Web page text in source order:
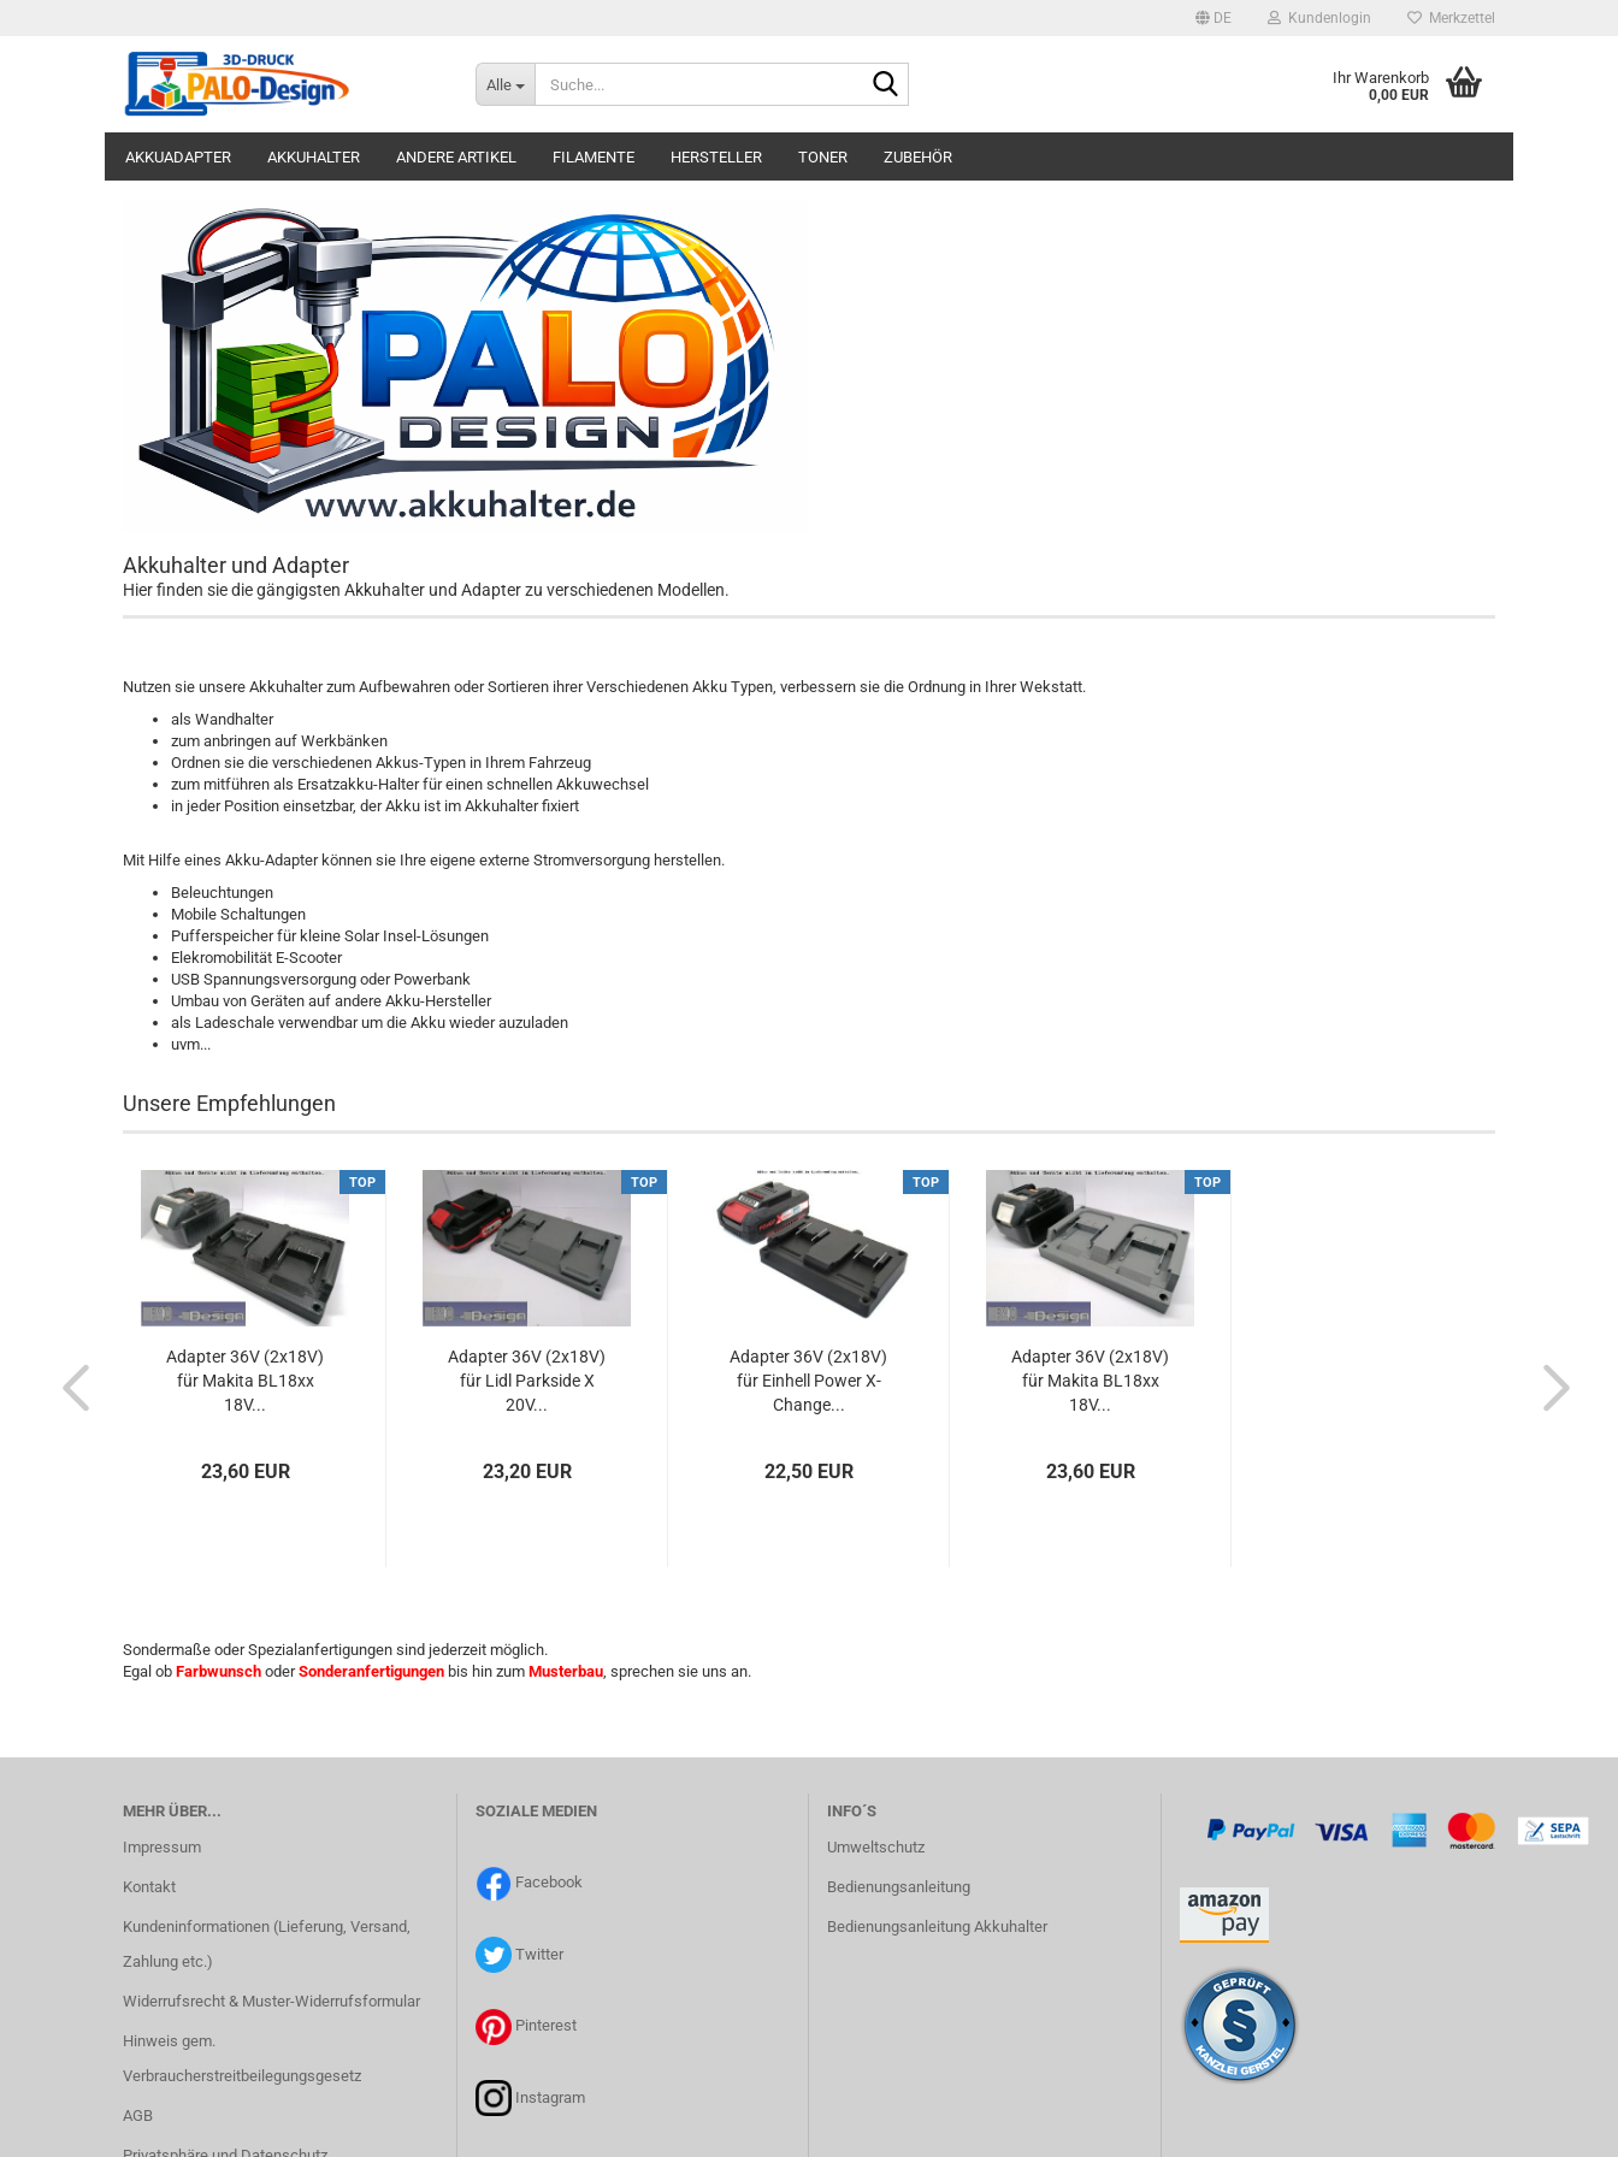
DE Kundenlogin Merkzettel
Alle Ihr Warenkorb
0,00 EUR
AKKUADAPTER AKKUHALTER ANDERE ARTIKEL FILAMENTE HERSTELLER TONER ZUBEHÖR
Akkuhalter und Adapter
Hier finden sie die gängigsten Akkuhalter und Adapter zu verschiedenen Modellen.
Nutzen sie unsere Akkuhalter zum Aufbewahren oder Sortieren ihrer Verschiedenen Akku Typen, verbessern sie die Ordnung in Ihrer Wekstatt.
als Wandhalter
zum anbringen auf Werkbänken
Ordnen sie die verschiedenen Akkus-Typen in Ihrem Fahrzeug
zum mitführen als Ersatzakku-Halter für einen schnellen Akkuwechsel
in jeder Position einsetzbar, der Akku ist im Akkuhalter fixiert
Mit Hilfe eines Akku-Adapter können sie Ihre eigene externe Stromversorgung herstellen.
Beleuchtungen
Mobile Schaltungen
Pufferspeicher für kleine Solar Insel-Lösungen
Elekromobilität E-Scooter
USB Spannungsversorgung oder Powerbank
Umbau von Geräten auf andere Akku-Hersteller
als Ladeschale verwendbar um die Akku wieder auzuladen
uvm...
Unsere Empfehlungen
TOP
Adapter 36V (2x18V)
für Makita BL18xx
18V...
23,60 EUR
TOP
Adapter 36V (2x18V)
für Lidl Parkside X
20V...
23,20 EUR
TOP
Adapter 36V (2x18V)
für Einhell Power X-
Change...
22,50 EUR
TOP
Adapter 36V (2x18V)
für Makita BL18xx
18V...
23,60 EUR
Sondermaße oder Spezialanfertigungen sind jederzeit möglich.
Egal ob Farbwunsch oderSonderanfertigungen bis hin zum Musterbau, sprechen sie uns an.
MEHR ÜBER...
Impressum
Kontakt
Kundeninformationen (Lieferung, Versand,
Zahlung etc.)
Widerrufsrecht & Muster-Widerrufsformular
Hinweis gem.
Verbraucherstreitbeilegungsgesetz
AGB
SOZIALE MEDIEN
Facebook
Twitter
Pinterest
Instagram
INFO´S
Umweltschutz
Bedienungsanleitung
Bedienungsanleitung Akkuhalter